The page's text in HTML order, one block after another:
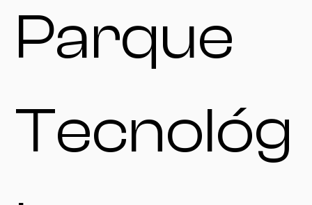
Parque
Tecnológ